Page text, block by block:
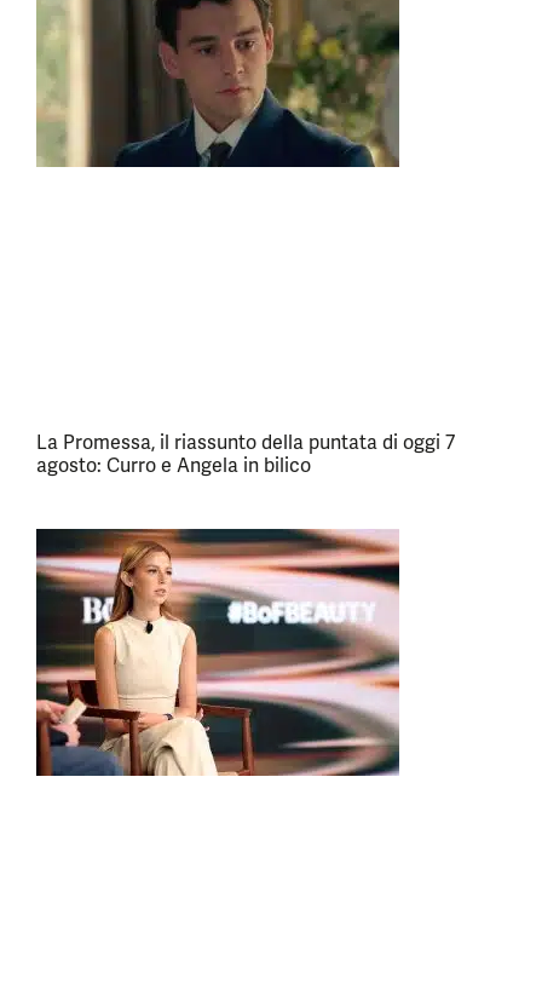
La Promessa, il riassunto della puntata di oggi 7
agosto: Curro e Angela in bilico